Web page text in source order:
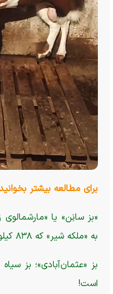
برای مطالعه بیشتر
«بز سانِن» یا
به «ملکه شیر» که ۸۳۸ کیلوگرم شیر می‌دهد!
بز «عثمان‌آبادی»؛ بز
است!